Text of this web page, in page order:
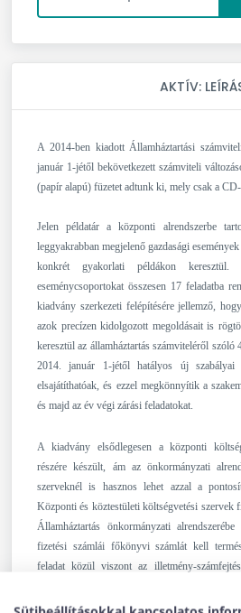
AKTÍV:
A 2014-ben kiadottÁllamháztartási
január 1-jétől bekövetkezett számviteli
(papír alapú) füzetet adtunk ki, mely csak a
Jelen példatár a központi alrendszerbe
leggyakrabban megjelenő gazdasági
konkrét gyakorlati példákon
eseménycsoportokat összesen 17 feladatba
kiadvány szerkezeti felépítésére jellemző,
azok precízen kidolgozott megoldásait is
keresztül az államháztartás számviteléről
2014. január 1-jétől hatályos új szabályai
elsajátíthatóak, és ezzel megkönnyítik a
és majd az év végi zárási feladatokat.
A kiadvány elsődlegesen a központi
részére készült, ám az önkormányzati
szerveknél is hasznos lehet azzal a
Központi és köztestületi költségvetési szervek
Államháztartás önkormányzati
fizetési számlái főkönyvi számlát kell
feladat közül viszont az illetmény-
alkalmazható. Ezekre az eltérésekre